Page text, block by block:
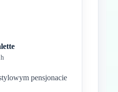
pensjonacie